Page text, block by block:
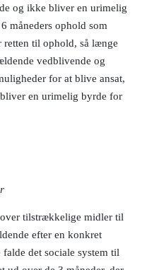
og ikke bliver en urimelig
måneders ophold som
retten til ophold, så længe
vedblivende og
for at blive ansat,
en urimelig byrde for
tilstrækkelige midler til
efter en konkret
det sociale system til